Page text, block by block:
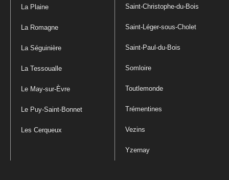
La Plaine
La Romagne
La Séguinière
La Tessoualle
Le May-sur-Èvre
Le Puy-Saint-Bonnet
Les Cerqueux
Saint-Christophe-du-Bois
Saint-Léger-sous-Cholet
Saint-Paul-du-Bois
Somloire
Toutlemonde
Trémentines
Vezins
Yzernay